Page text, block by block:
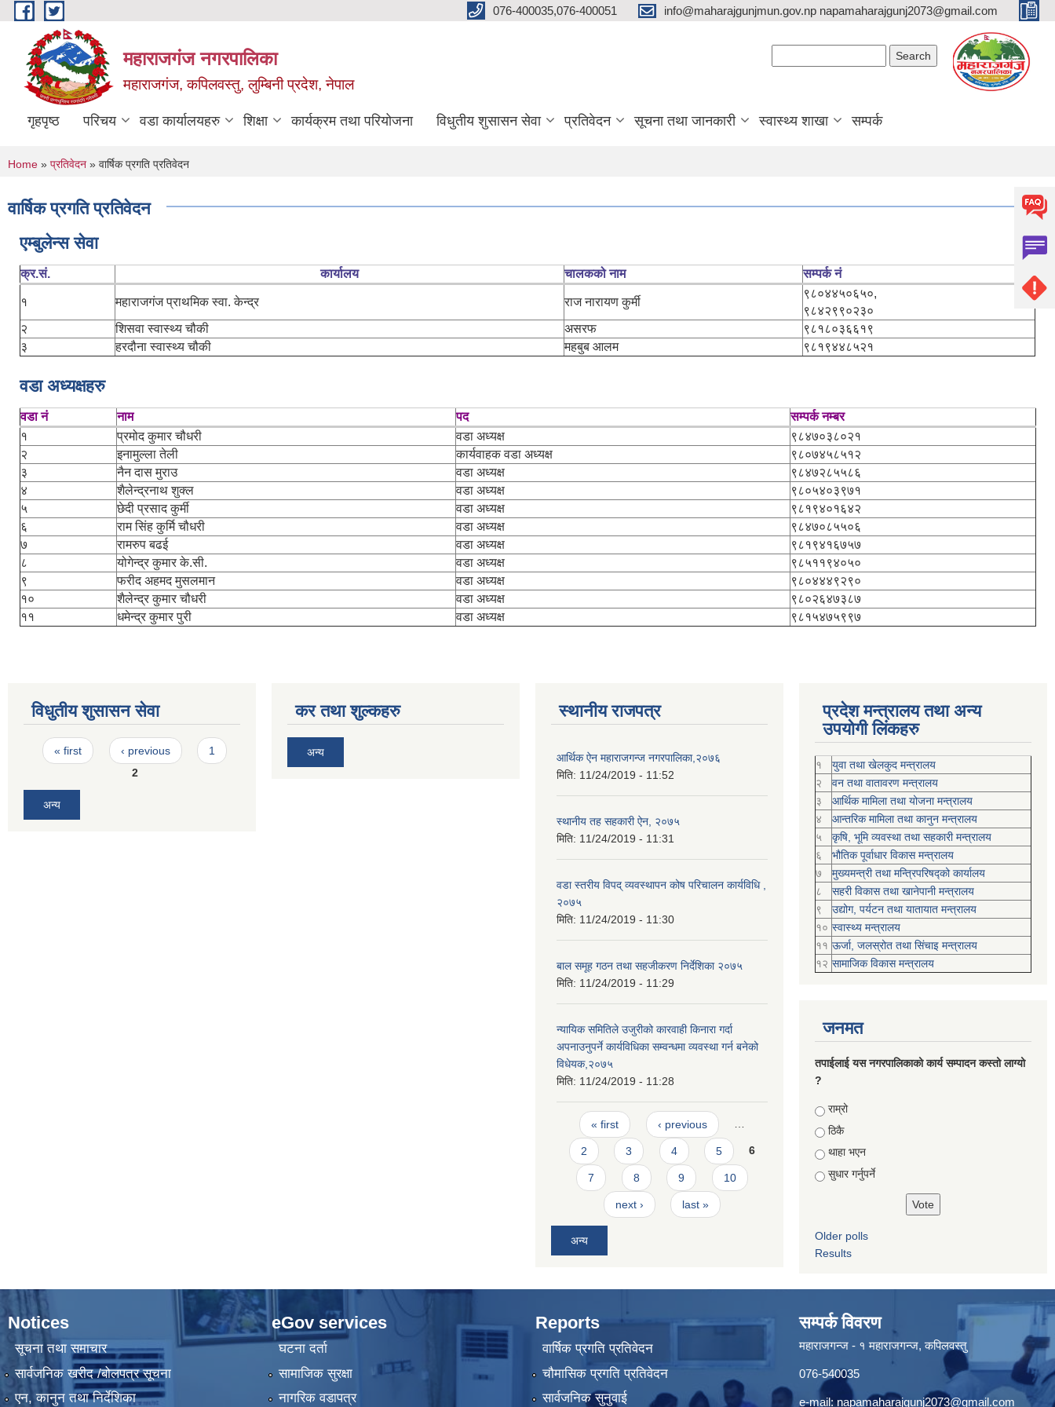
Skip to main content 076-400035,076-400051 info@maharajgunjmun.gov.np napamaharajgunj2073@gmail.com
महाराजगंज नगरपालिका
महाराजगंज, कपिलवस्तु, लुम्बिनी प्रदेश, नेपाल
गृहपृष्ठ परिचय वडा कार्यालयहरु शिक्षा कार्यक्रम तथा परियोजना विधुतीय शुसासन सेवा प्रतिवेदन सूचना तथा जानकारी स्वास्थ्य शाखा सम्पर्क
You are here
Home » प्रतिवेदन » वार्षिक प्रगति प्रतिवेदन
वार्षिक प्रगति प्रतिवेदन
एम्बुलेन्स सेवा
क्र.सं. कार्यालय चालकको नाम सम्पर्क नं
१ महाराजगंज प्राथमिक स्वा. केन्द्र राज नारायण कुर्मी
९८०४४५०६५०,
९८४२९९०२३०
२
शिसवा स्वास्थ्य चौकी असरफ
९८१८०३६६१९
३
हरदौना स्वास्थ्य चौकी महबुब आलम ९८१९४४८५२१
वडा अध्यक्षहरु
वडा नं नाम पद
सम्पर्क नम्बर
१
प्रमोद कुमार चौधरी वडा अध्यक्ष
९८४७०३८०२१
२
इनामुल्ला तेली कार्यवाहक वडा अध्यक्ष
९८०७४५८५१२
३
नैन दास मुराउ वडा अध्यक्ष
९८४७२८५५८६
४
शैलेन्द्रनाथ शुक्ल वडा अध्यक्ष
९८०५४०३९७१
५
छेदी प्रसाद कुर्मी वडा अध्यक्ष
९८१९४०१६४२
६
राम सिंह कुर्मि चौधरी वडा अध्यक्ष
९८४७०८५५०६
७
रामरुप बढई वडा अध्यक्ष
९८१९४१६७५७
८
योगेन्द्र कुमार के.सी. वडा अध्यक्ष
९८५११९४०५०
९
फरीद अहमद मुसलमान वडा अध्यक्ष
९८०४४४९२९०
१०
शैलेन्द्र कुमार चौधरी वडा अध्यक्ष
९८०२६४७३८७
११
धमेन्द्र कुमार पुरी वडा अध्यक्ष ९८१५४७५९९७
विधुतीय शुसासन सेवा
Pages
« first ‹ previous
1
2
अन्य
कर तथा शुल्कहरु
अन्य
स्थानीय राजपत्र
आर्थिक ऐन महाराजगन्ज नगरपालिका,२०७६
मिति: 11/24/2019 - 11:52
स्थानीय तह सहकारी ऐन, २०७५
मिति: 11/24/2019 - 11:31
वडा स्तरीय विपद् व्यवस्थापन कोष परिचालन कार्यविधि ,
२०७५
मिति: 11/24/2019 - 11:30
बाल समूह गठन तथा सहजीकरण निर्देशिका २०७५
मिति: 11/24/2019 - 11:29
न्यायिक समितिले उजुरीको कारवाही किनारा गर्दा
अपनाउनुपर्ने कार्यविधिका सम्वन्धमा व्यवस्था गर्न बनेको
विधेयक,२०७५
मिति: 11/24/2019 - 11:28
Pages
« first ‹ previous …
2 3 4 5 6
7 8 9 10
next › last »
अन्य
प्रदेश मन्त्रालय तथा अन्य
उपयोगी लिंकहरु
१
युवा तथा खेलकुद मन्त्रालय
२
वन तथा वातावरण मन्त्रालय
३
आर्थिक मामिला तथा योजना मन्त्रालय
४
आन्तरिक मामिला तथा कानुन मन्त्रालय
५
कृषि, भूमि व्यवस्था तथा सहकारी मन्त्रालय
६
भौतिक पूर्वाधार विकास मन्त्रालय
७
मुख्यमन्त्री तथा मन्त्रिपरिषद्को कार्यालय
८
सहरी विकास तथा खानेपानी मन्त्रालय
९
उद्योग, पर्यटन तथा यातायात मन्त्रालय
१० स्वास्थ्य मन्त्रालय
११ ऊर्जा, जलस्रोत तथा सिंचाइ मन्त्रालय
१२ सामाजिक विकास मन्‍‍त्रालय
जनमत
तपाईलाई यस नगरपालिकाको कार्य सम्पादन कस्तो लाग्यो
?
Choices
राम्रो
ठिकै
थाहा भएन
सुधार गर्नुपर्ने
Older polls
Results
Notices
सूचना तथा समाचार
सार्वजनिक खरीद /बोलपत्र सूचना
एन, कानुन तथा निर्देशिका
eGov services
घटना दर्ता
सामाजिक सुरक्षा
नागरिक वडापत्र
Reports
वार्षिक प्रगति प्रतिवेदन
चौमासिक प्रगति प्रतिवेदन
सार्वजनिक सुनुवाई
सम्पर्क विवरण
महाराजगन्ज - १ महाराजगन्ज, कपिलवस्तु
076-540035
e-mail: napamaharajgunj2073@gmail.com